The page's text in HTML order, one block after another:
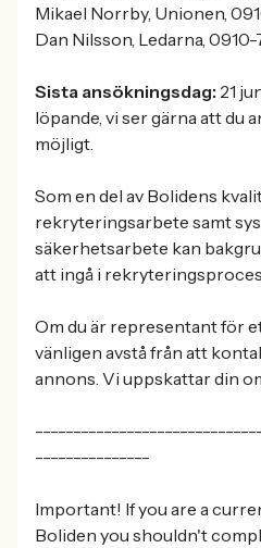
Mikael Norrby, Unionen,
Dan Nilsson, Ledarna,
Sista ansökningsdag: 21
löpande, vi ser gärna att du
möjligt.
Som en del av Bolidens
rekryteringsarbete samt
säkerhetsarbete kan
att ingå i
Om du är representant för
vänligen avstå från att
annons. Vi uppskattar din
---------------
Important! If you are a
Boliden you shouldn't